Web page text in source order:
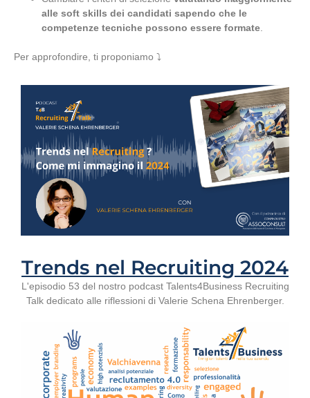
alle soft skills dei candidati sapendo che le
competenze tecniche possono essere formate
Per approfondire, ti proponiamo ⤵
Trends nel Recruiting 2024
L'episodio 53 del nostro podcast Talents4Business Recruiting
Talk dedicato alle riflessioni di Valerie Schena Ehrenberger.